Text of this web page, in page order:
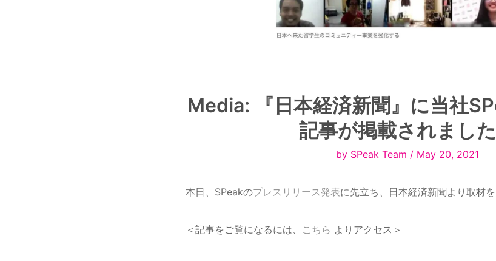
Media: 『日本経済新聞』に当社
記事が掲載されました
by SPeak Team / May 20, 2021
本日、SPeakのプレスリリース発表に先立ち、日本経済新聞より取材を
＜記事をご覧になるには、 こちら よりアクセス＞